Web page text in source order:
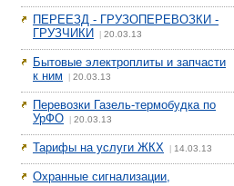
ПЕРЕЕЗД - ГРУЗОПЕРЕВОЗКИ -
ГРУЗЧИКИ
20.03.13
Бытовые электроплиты и запчасти
к ним
20.03.13
Перевозки Газель-термобудка по
УрФО
20.03.13
Тарифы на услуги ЖКХ 14.03.13
Охранные сигнализации,